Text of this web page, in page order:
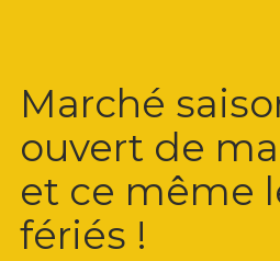
Marché
ouvert de
et ce même
fériés !